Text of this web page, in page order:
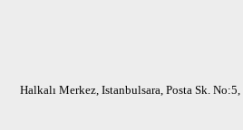
Halkalı Merkez, Istanbulsara, Posta